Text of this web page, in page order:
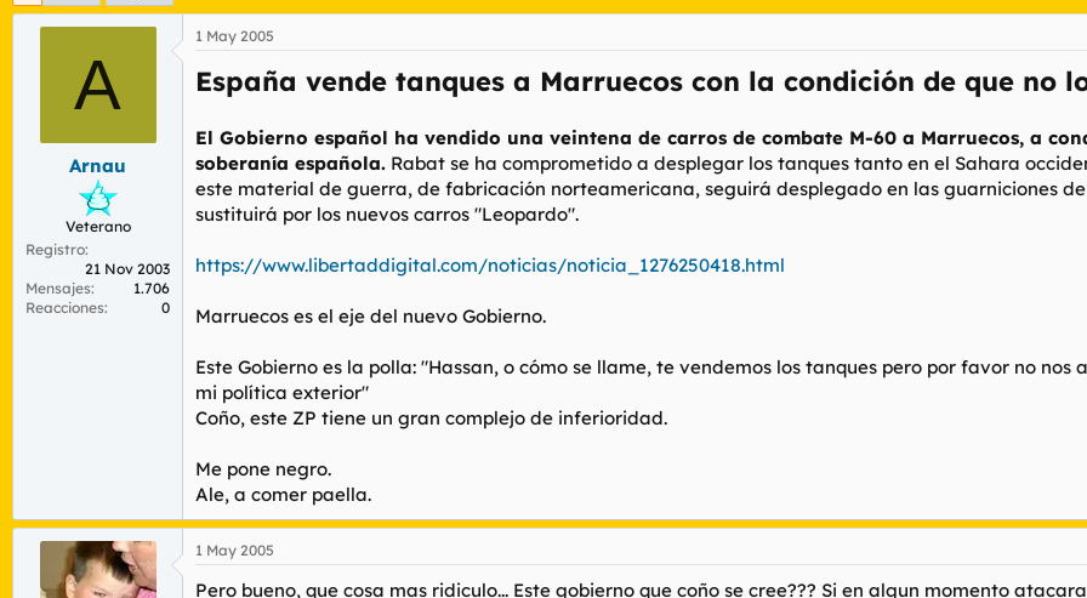
c
d
m
h
a
i
i
c
A
Arnau
Veterano
Registro
21 Nov 2003
Mensajes
1.706
Reacciones
0
1 May 2005
España vende tanques a Marruecos con la condición de que no
El Gobierno español ha vendido una veintena de carros de combate M-60 a Marruecos, a
soberanía española. Rabat se ha comprometido a desplegar los tanques tanto en el Sahara
este material de guerra, de fabricación norteamericana, seguirá desplegado en las guarniciones
sustituirá por los nuevos carros "Leopardo".
https://www.libertaddigital.com/noticias/noticia_1276250418.html
Marruecos es el eje del nuevo Gobierno.
Este Gobierno es la polla: "Hassan, o cómo se llame, te vendemos los tanques pero por favor no
mi política exterior"
Coño, este ZP tiene un gran complejo de inferioridad.
Me pone negro.
Ale, a comer paella.
1 May 2005
Pero bueno, que cosa mas ridiculo... Este gobierno que coño se cree??? Si en algun momento